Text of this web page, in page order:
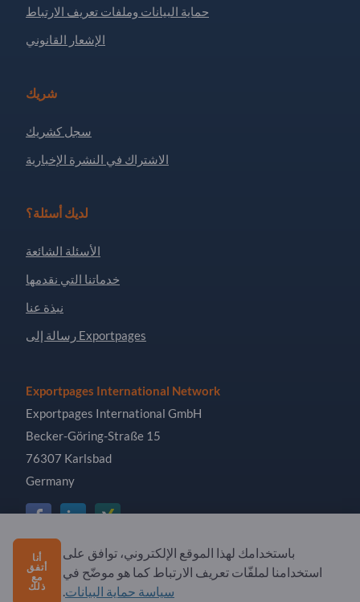
حماية البيانات وملفات تعريف الارتباط
الإشعار القانوني
شريك
سجل كشريك
الاشتراك في النشرة الإخبارية
لديك أسئلة؟
الأسئلة الشائعة
خدماتنا التي نقدمها
نبذة عنا
رسالة إلى Exportpages
Exportpages International Network
Exportpages International GmbH
Becker-Göring-Straße 15
76307 Karlsbad
Germany
Copyright © 2026 Exportpages International GmbH. All
Rights Reserved.
باستخدامك لهذا الموقع الإلكتروني، توافق على
استخدامنا لملفّات تعريف الارتباط كما هو موضّح في
سياسة حماية البيانات.
أنا
أتفق
مع
ذلك